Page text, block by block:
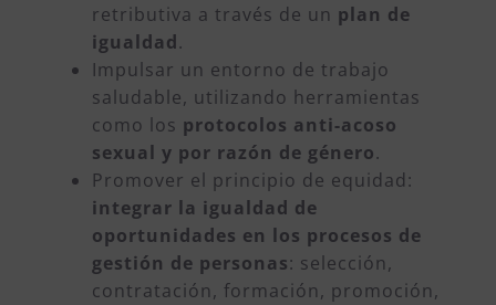
retributiva a través de un plan de
igualdad.
Impulsar un entorno de trabajo
saludable, utilizando herramientas
como los protocolos anti-acoso
sexual y por razón de género.
Promover el principio de equidad:
integrar la igualdad de
oportunidades en los procesos de
gestión de personas: selección,
contratación, formación, promoción,